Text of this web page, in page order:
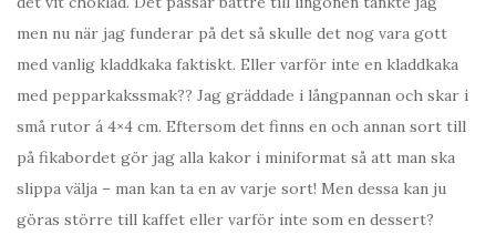
men nu när jag funderar på det så skulle det nog vara gott
med vanlig kladdkaka faktiskt. Eller varför inte en kladdkaka
med pepparkakssmak?? Jag gräddade i långpannan och skar i
små rutor á 4×4 cm. Eftersom det finns en och annan sort till
på fikabordet gör jag alla kakor i miniformat så att man ska
slippa välja – man kan ta en av varje sort! Men dessa kan ju
göras större till kaffet eller varför inte som en dessert?